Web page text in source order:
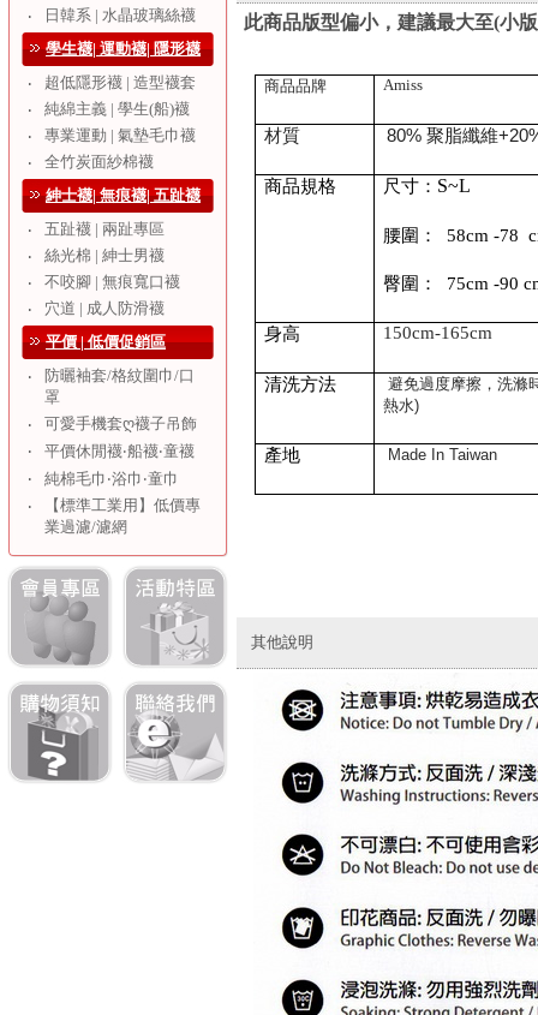
‧
日韓系 | 水晶玻璃絲襪
學生襪| 運動襪| 隱形襪
‧
超低隱形襪 | 造型襪套
‧
純綿主義 | 學生(船)襪
‧
專業運動 | 氣墊毛巾襪
‧
全竹炭面紗棉襪
紳士襪| 無痕襪| 五趾襪
‧
五趾襪 | 兩趾專區
‧
絲光棉 | 紳士男襪
‧
不咬腳 | 無痕寬口襪
‧
穴道 | 成人防滑襪
平價 | 低價促銷區
‧
防曬袖套/格紋圍巾/口
罩
‧
可愛手機套ღ襪子吊飾
‧
平價休閒襪‧船襪‧童襪
‧
純棉毛巾‧浴巾‧童巾
‧
【標準工業用】低價專
業過濾/濾網
此商品版型偏小，建議最大至(小
商品品牌 Amiss
材質 80%聚脂纖維
商品規格 尺寸： S~L
腰圍： 58cm -78
臀圍： 75cm -90
身高 150cm-165cm
清洗方法
避免過度摩擦，洗滌
熱水)
產地 Made In Taiwan
其他說明